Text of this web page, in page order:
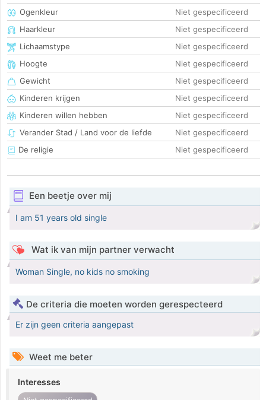
Ogenkleur
Niet gespecificeerd
Haarkleur
Niet gespecificeerd
Lichaamstype
Niet gespecificeerd
Hoogte
Niet gespecificeerd
Gewicht
Niet gespecificeerd
Kinderen krijgen
Niet gespecificeerd
Kinderen willen hebben
Niet gespecificeerd
Verander Stad / Land voor de liefde
Niet gespecificeerd
De religie
Niet gespecificeerd
Een beetje over mij
I am 51 years old single
Wat ik van mijn partner verwacht
Woman Single, no kids no smoking
De criteria die moeten worden gerespecteerd
Er zijn geen criteria aangepast
Weet me beter
Interesses